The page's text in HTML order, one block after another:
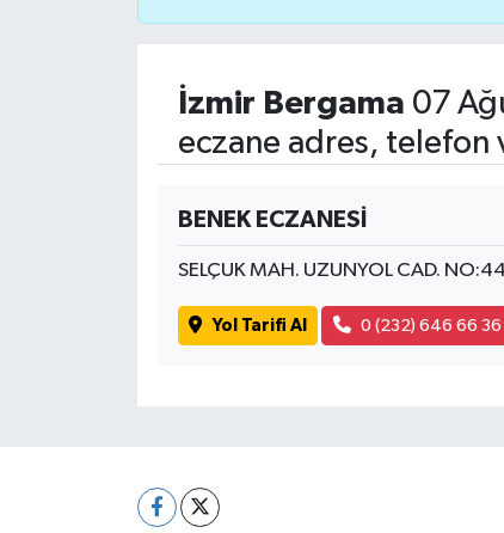
İzmir Bergama 07
eczane adres, telefon
BENEK ECZANESİ
SELÇUK MAH. UZUNYOL CAD.
Yol Tarifi Al 0 (232) 646 66 36